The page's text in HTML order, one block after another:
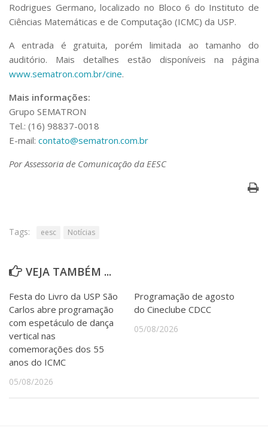
Apoio ao Estudante
Segurança, Trânsito e Prevenção
Outros serviços
Comunicação
Assessorias e Mídias
Aplicativos e Sites
Jornal da USP
Agenda de Eventos
Defesa de Teses
Rodrigues Germano, localizado no Bloco 6 do Instituto de
Ciências Matemáticas e de Computação (ICMC) da USP.
A entrada é gratuita, porém limitada ao tamanho do
auditório. Mais detalhes estão disponíveis na página
www.sematron.com.br/cine.
Mais informações:
Grupo SEMATRON
Tel.: (16) 98837-0018
E-mail: contato@sematron.com.br
Por Assessoria de Comunicação da EESC
Tags: eesc Notícias
VEJA TAMBÉM ...
Festa do Livro da USP São
Carlos abre programação
com espetáculo de dança
vertical nas
comemorações dos 55
anos do ICMC
05/08/2026
Programação de agosto
do Cineclube CDCC
05/08/2026